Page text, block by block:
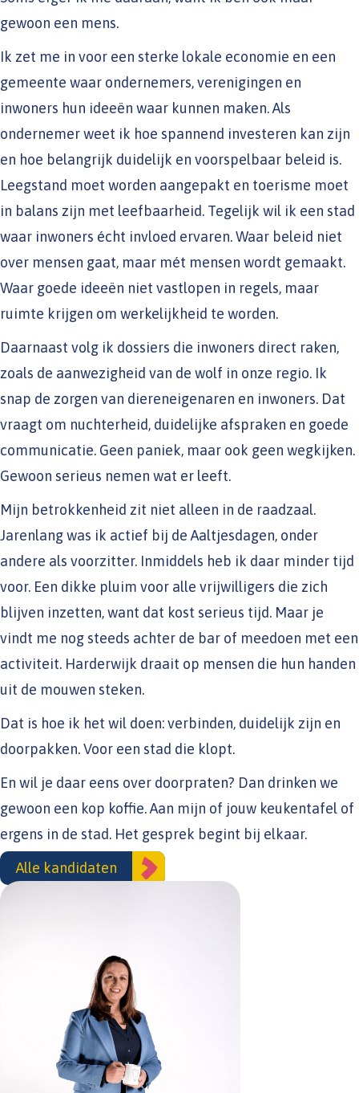
gewoon een mens.
Ik zet me in voor een sterke lokale economie en een
gemeente waar ondernemers, verenigingen en
inwoners hun ideeën waar kunnen maken. Als
ondernemer weet ik hoe spannend investeren kan zijn
en hoe belangrijk duidelijk en voorspelbaar beleid is.
Leegstand moet worden aangepakt en toerisme moet
in balans zijn met leefbaarheid. Tegelijk wil ik een stad
waar inwoners écht invloed ervaren. Waar beleid niet
over mensen gaat, maar mét mensen wordt gemaakt.
Waar goede ideeën niet vastlopen in regels, maar
ruimte krijgen om werkelijkheid te worden.
Daarnaast volg ik dossiers die inwoners direct raken,
zoals de aanwezigheid van de wolf in onze regio. Ik
snap de zorgen van diereneigenaren en inwoners. Dat
vraagt om nuchterheid, duidelijke afspraken en goede
communicatie. Geen paniek, maar ook geen wegkijken.
Gewoon serieus nemen wat er leeft.
Mijn betrokkenheid zit niet alleen in de raadzaal.
Jarenlang was ik actief bij de Aaltjesdagen, onder
andere als voorzitter. Inmiddels heb ik daar minder tijd
voor. Een dikke pluim voor alle vrijwilligers die zich
blijven inzetten, want dat kost serieus tijd. Maar je
vindt me nog steeds achter de bar of meedoen met een
activiteit. Harderwijk draait op mensen die hun handen
uit de mouwen steken.
Dat is hoe ik het wil doen: verbinden, duidelijk zijn en
doorpakken. Voor een stad die klopt.
En wil je daar eens over doorpraten? Dan drinken we
gewoon een kop koffie. Aan mijn of jouw keukentafel of
ergens in de stad. Het gesprek begint bij elkaar.
Alle kandidaten